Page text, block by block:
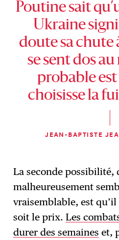
Poutine sait
Ukraine
doute sa chute
se sent dos
probable est
choisisse la
JEAN-BAPTISTE
La seconde possibilité,
malheureusement
vraisemblable, est qu’il
soit le prix.Les
durer des semaines et,